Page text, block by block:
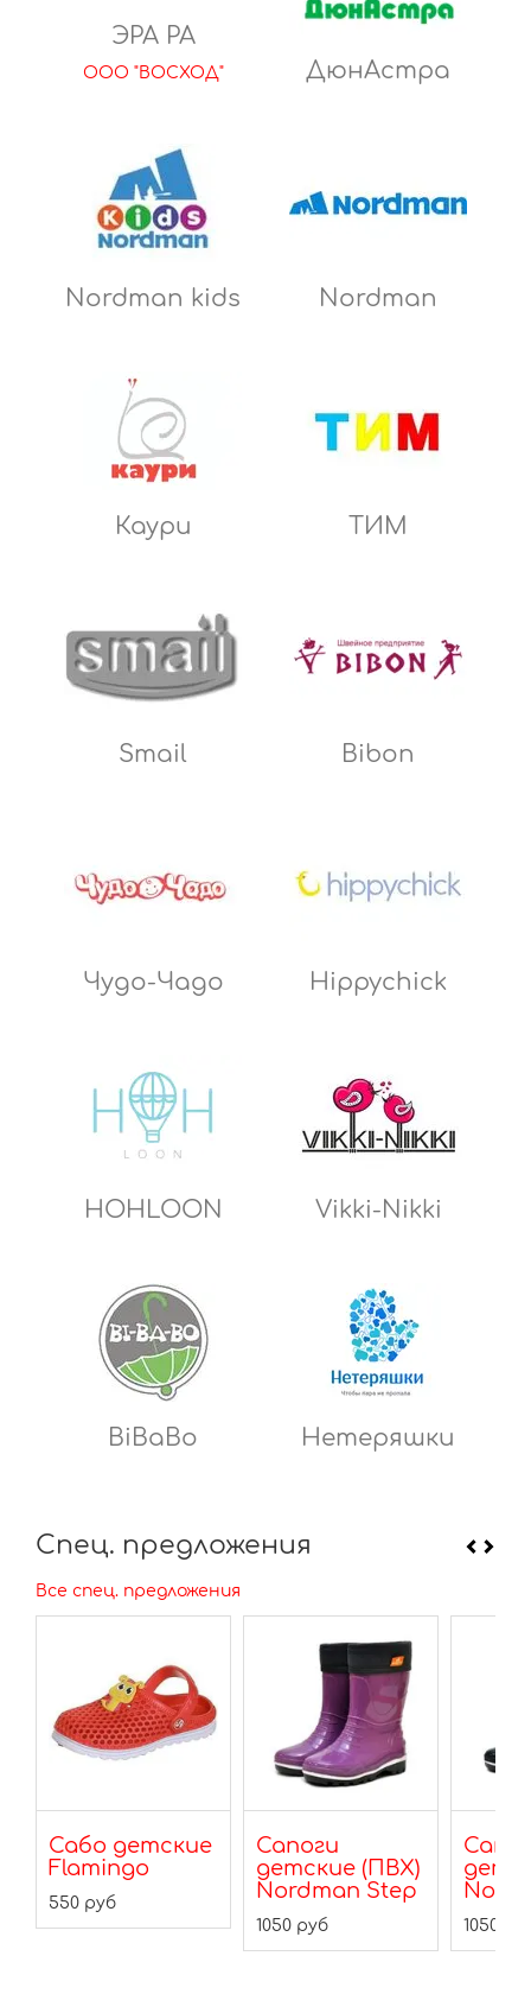
ЭРА РА
ООО "ВОСХОД" ДюнАстра
Nordman kids Nordman
Каури ТИМ
Smail Bibon
Чудо-Чадо Hippychick
HOHLOON Vikki-Nikki
BiBaBo Нетеряшки
Спец. предложения
Все спец. предложения
Сабо детские
Flamingo
550 руб
Сапоги
детские (ПВХ)
Nordman Step
1050 руб 1050